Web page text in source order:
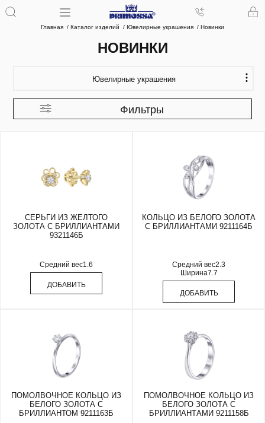
Главная Каталог изделий Ювелирные украшения Новинки
НОВИНКИ
Ювелирные украшения
Фильтры
СЕРЬГИ ИЗ ЖЕЛТОГО
ЗОЛОТА С БРИЛЛИАНТАМИ
9321146Б
Средний вес1.6
ДОБАВИТЬ
КОЛЬЦО ИЗ БЕЛОГО ЗОЛОТА
С БРИЛЛИАНТАМИ 9211164Б
Средний вес2.3
Ширина7.7
ДОБАВИТЬ
ПОМОЛВОЧНОЕ КОЛЬЦО ИЗ
БЕЛОГО ЗОЛОТА С
БРИЛЛИАНТОМ 9211163Б
ПОМОЛВОЧНОЕ КОЛЬЦО ИЗ
БЕЛОГО ЗОЛОТА С
БРИЛЛИАНТАМИ 9211158Б